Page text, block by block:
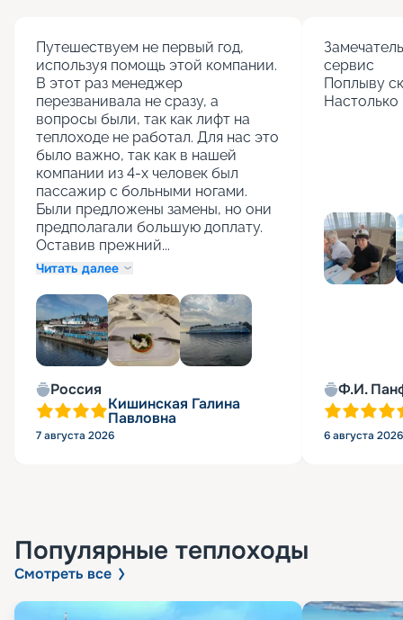
Путешествуем не первый год,
используя помощь этой компании.
В этот раз менеджер
перезванивала не сразу, а
вопросы были, так как лифт на
теплоходе не работал. Для нас это
было важно, так как в нашей
компании из 4-х человек был
пассажир с больными ногами.
Были предложены замены, но они
предполагали большую доплату.
Оставив прежний...
Читать далее
Россия
Кишинская Галина
Павловна
7 августа 2026
сервис
Поплыву
Ф.И.
6 августа 2026
Популярные теплоходы
Смотреть все